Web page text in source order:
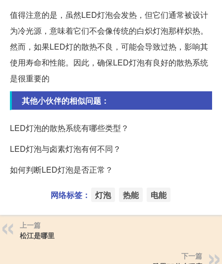
值得注意的是，虽然LED灯泡会发热，但它们通常被设计
为冷光源，意味着它们不会像传统的白炽灯泡那样炽热。
然而，如果LED灯的散热不良，可能会导致过热，影响其
使用寿命和性能。因此，确保LED灯泡有良好的散热系统
是很重要的
其他小伙伴的相似问题：
LED灯泡的散热系统有哪些类型？
LED灯泡与卤素灯泡有何不同？
如何判断LED灯泡是否正常？
网络标签： 灯泡 热能 电能
上一篇
松江是哪里
下一篇